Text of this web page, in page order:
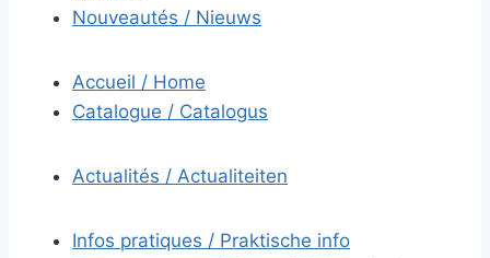
Nouveautés / Nieuws
Accueil / Home
Catalogue / Catalogus
Actualités / Actualiteiten
Infos pratiques / Praktische info